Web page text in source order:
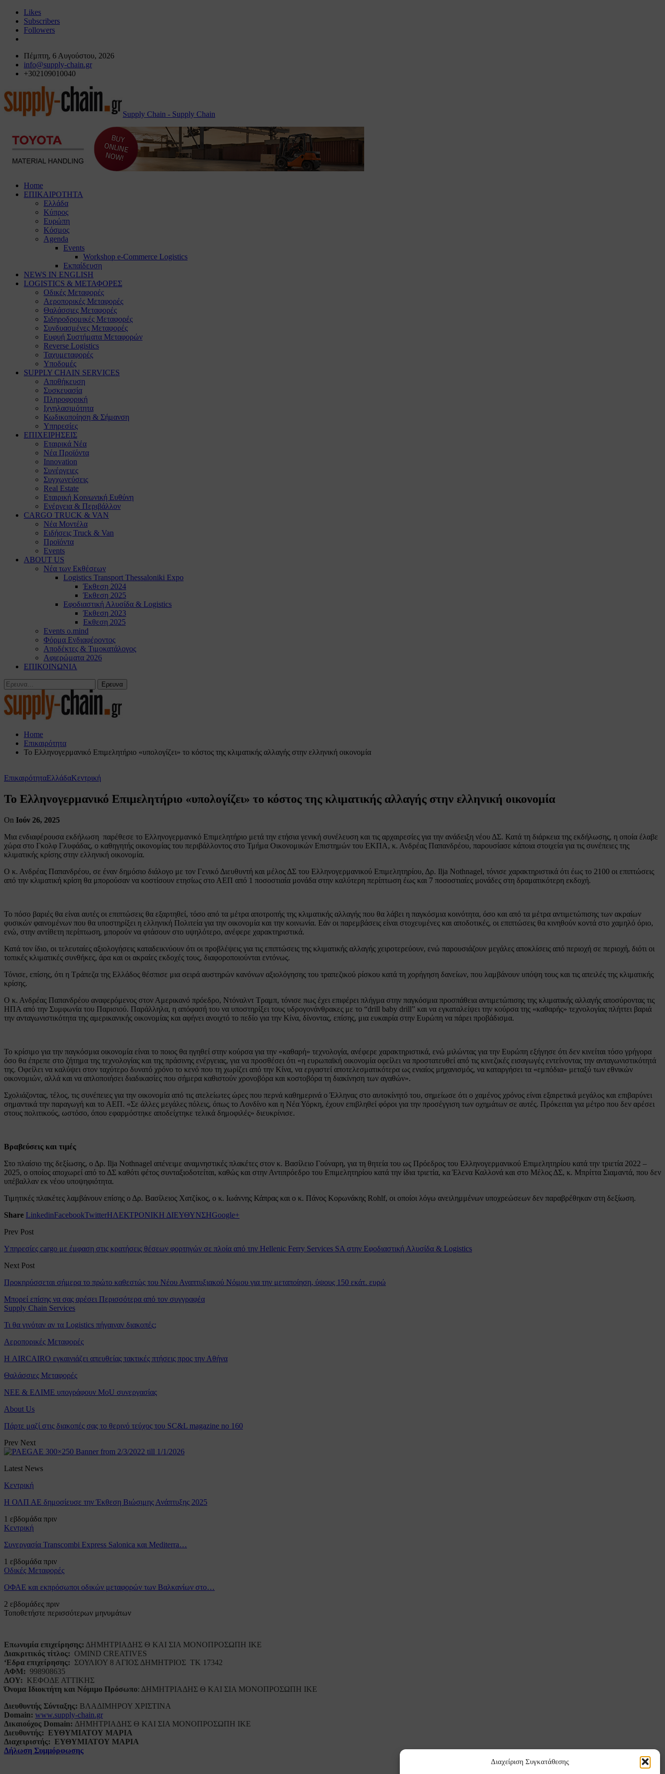
Διαχείριση Συγκατάθεσης
Likes
Subscribers
Followers
Πέμπτη, 6 Αυγούστου, 2026
info@supply-chain.gr
+302109010040
Supply Chain - Supply Chain
Home
ΕΠΙΚΑΙΡΟΤΗΤΑ
Ελλάδα
Κύπρος
Ευρώπη
Κόσμος
Agenda
Events
Workshop e-Commerce Logistics
Εκπαίδευση
NEWS IN ENGLISH
LOGISTICS & ΜΕΤΑΦΟΡΕΣ
Οδικές Μεταφορές
Αεροπορικές Μεταφορές
Θαλάσσιες Μεταφορές
Σιδηροδρομικές Μεταφορές
Συνδυασμένες Μεταφορές
Ευφυή Συστήματα Μεταφορών
Reverse Logistics
Ταχυμεταφορές
Υποδομές
SUPPLY CHAIN SERVICES
Αποθήκευση
Συσκευασία
Πληροφορική
Ιχνηλασιμότητα
Κωδικοποίηση & Σήμανση
Υπηρεσίες
ΕΠΙΧΕΙΡΗΣΕΙΣ
Εταιρικά Νέα
Νέα Προϊόντα
Innovation
Συνέργειες
Συγχωνεύσεις
Real Estate
Εταιρική Κοινωνική Ευθύνη
Ενέργεια & Περιβάλλον
CARGO TRUCK & VAN
Νέα Μοντέλα
Ειδήσεις Truck & Van
Προϊόντα
Events
ABOUT US
Νέα των Εκθέσεων
Logistics Transport Thessaloniki Expo
Έκθεση 2024
Έκθεση 2025
Εφοδιαστική Αλυσίδα & Logistics
Έκθεση 2023
Εκθεση 2025
Events o.mind
Φόρμα Ενδιαφέροντος
Αποδέκτες & Τιμοκατάλογος
Αφιερώματα 2026
ΕΠΙΚΟΙΝΩΝΙΑ
Home
Επικαιρότητα
Το Ελληνογερμανικό Επιμελητήριο «υπολογίζει» το κόστος της κλιματικής αλλαγής στην ελληνική οικονομία
ΕπικαιρότηταΕλλάδαΚεντρική
Το Ελληνογερμανικό Επιμελητήριο «υπολογίζει» το κόστος της κλιματικής αλλαγής στην ελληνική οικονομία
On Ιούν 26, 2025
Μια ενδιαφέρουσα εκδήλωση παρέθεσε το Ελληνογερμανικό Επιμελητήριο μετά την ετήσια γενική συνέλευση και τις αρχαιρεσίες για την ανάδειξη νέου ΔΣ. Κατά τη διάρκεια της εκδήλωσης, η οποία έλαβε
χώρα στο Γκολφ Γλυφάδας, ο καθηγητής οικονομίας του περιβάλλοντος στο Τμήμα Οικονομικών Επιστημών του ΕΚΠΑ, κ. Ανδρέας Παπανδρέου, παρουσίασε κάποια στοιχεία για τις συνέπειες της
κλιματικής κρίσης στην ελληνική οικονομία.
Ο κ. Ανδρέας Παπανδρέου, σε έναν δημόσιο διάλογο με τον Γενικό Διευθυντή και μέλος ΔΣ του Ελληνογερμανικού Επιμελητηρίου, Δρ. Ilja Nothnagel, τόνισε χαρακτηριστικά ότι έως το 2100 οι επιπτώσεις
από την κλιματική κρίση θα μπορούσαν να κοστίσουν ετησίως στο ΑΕΠ από 1 ποσοστιαία μονάδα στην καλύτερη περίπτωση έως και 7 ποσοστιαίες μονάδες στη δραματικότερη εκδοχή.
Το πόσο βαριές θα είναι αυτές οι επιπτώσεις θα εξαρτηθεί, τόσο από τα μέτρα αποτροπής της κλιματικής αλλαγής που θα λάβει η παγκόσμια κοινότητα, όσο και από τα μέτρα αντιμετώπισης των ακραίων
φυσικών φαινομένων που θα υποστηρίξει η ελληνική Πολιτεία για την οικονομία και την κοινωνία. Εάν οι παρεμβάσεις είναι στοχευμένες και αποδοτικές, οι επιπτώσεις θα κινηθούν κοντά στο χαμηλό όριο,
ενώ, στην αντίθετη περίπτωση, μπορούν να φτάσουν στο υψηλότερο, ανέφερε χαρακτηριστικά.
Κατά τον ίδιο, οι τελευταίες αξιολογήσεις καταδεικνύουν ότι οι προβλέψεις για τις επιπτώσεις της κλιματικής αλλαγής χειροτερεύουν, ενώ παρουσιάζουν μεγάλες αποκλίσεις από περιοχή σε περιοχή, διότι οι
τοπικές κλιματικές συνθήκες, άρα και οι ακραίες εκδοχές τους, διαφοροποιούνται εντόνως.
Τόνισε, επίσης, ότι η Τράπεζα της Ελλάδος θέσπισε μια σειρά αυστηρών κανόνων αξιολόγησης του τραπεζικού ρίσκου κατά τη χορήγηση δανείων, που λαμβάνουν υπόψη τους και τις απειλές της κλιματικής
κρίσης.
Ο κ. Ανδρέας Παπανδρέου αναφερόμενος στον Αμερικανό πρόεδρο, Ντόναλντ Τραμπ, τόνισε πως έχει επιφέρει πλήγμα στην παγκόσμια προσπάθεια αντιμετώπισης της κλιματικής αλλαγής αποσύροντας τις
ΗΠΑ από την Συμφωνία του Παρισιού. Παράλληλα, η απόφασή του να υποστηρίξει τους υδρογονάνθρακες με το “drill baby drill” και να εγκαταλείψει την κούρσα της «καθαρής» τεχνολογίας πλήττει βαριά
την ανταγωνιστικότητα της αμερικανικής οικονομίας και αφήνει ανοιχτό το πεδίο για την Κίνα, δίνοντας, επίσης, μια ευκαιρία στην Ευρώπη να πάρει προβάδισμα.
Το κρίσιμο για την παγκόσμια οικονομία είναι το ποιος θα ηγηθεί στην κούρσα για την «καθαρή» τεχνολογία, ανέφερε χαρακτηριστικά, ενώ μιλώντας για την Ευρώπη εξήγησε ότι δεν κινείται τόσο γρήγορα
όσο θα έπρεπε στο ζήτημα της τεχνολογίας και της πράσινης ενέργειας, για να προσθέσει ότι «η ευρωπαϊκή οικονομία οφείλει να προστατευθεί από τις κινεζικές εισαγωγές εντείνοντας την ανταγωνιστικότητά
της. Οφείλει να καλύψει στον ταχύτερο δυνατό χρόνο το κενό που τη χωρίζει από την Κίνα, να εργαστεί αποτελεσματικότερα ως ενιαίος μηχανισμός, να καταργήσει τα «εμπόδια» μεταξύ των εθνικών
οικονομιών, αλλά και να απλοποιήσει διαδικασίες που σήμερα καθιστούν χρονοβόρα και κοστοβόρα τη διακίνηση των αγαθών».
Σχολιάζοντας, τέλος, τις συνέπειες για την οικονομία από τις ατελείωτες ώρες που περνά καθημερινά ο Έλληνας στο αυτοκίνητό του, σημείωσε ότι ο χαμένος χρόνος είναι εξαιρετικά μεγάλος και επιβαρύνει
σημαντικά την παραγωγή και το ΑΕΠ. «Σε άλλες μεγάλες πόλεις, όπως το Λονδίνο και η Νέα Υόρκη, έχουν επιβληθεί φόροι για την προσέγγιση των οχημάτων σε αυτές. Πρόκειται για μέτρο που δεν αρέσει
στους πολιτικούς, ωστόσο, όπου εφαρμόστηκε αποδείχτηκε τελικά δημοφιλές» διευκρίνισε.
Βραβεύσεις και τιμές
Στο πλαίσιο της δεξίωσης, ο Δρ. Ilja Nothnagel απένειμε αναμνηστικές πλακέτες στον κ. Βασίλειο Γούναρη, για τη θητεία του ως Πρόεδρος του Ελληνογερμανικού Επιμελητηρίου κατά την τριετία 2022 –
2025, ο οποίος αποχωρεί από το ΔΣ καθότι φέτος συνταξιοδοτείται, καθώς και στην Αντιπρόεδρο του Επιμελητηρίου κατά την ίδια τριετία, κα Έλενα Καλλονά και στο Μέλος ΔΣ, κ. Μπρίττα Σιαμαντά, που δεν
υπέβαλλαν εκ νέου υποψηφιότητα.
Τιμητικές πλακέτες λαμβάνουν επίσης ο Δρ. Βασίλειος Χατζίκος, ο κ. Ιωάννης Κάπρας και ο κ. Πάνος Κορωνάκης Rohlf, οι οποίοι λόγω ανειλημμένων υποχρεώσεων δεν παραβρέθηκαν στη δεξίωση.
Share LinkedinFacebookTwitterΗΛΕΚΤΡΟΝΙΚΗ ΔΙΕΥΘΥΝΣΗGoogle+
Prev Post
Υπηρεσίες cargo με έμφαση στις κρατήσεις θέσεων φορτηγών σε πλοία από την Hellenic Ferry Services SA στην Εφοδιαστική Αλυσίδα & Logistics
Next Post
Προκηρύσσεται σήμερα το πρώτο καθεστώς του Νέου Αναπτυξιακού Νόμου για την μεταποίηση, ύψους 150 εκάτ. ευρώ
Μπορεί επίσης να σας αρέσει Περισσότερα από τον συγγραφέα
Supply Chain Services
Τι θα γινόταν αν τα Logistics πήγαιναν διακοπές;
Αεροπορικές Μεταφορές
Η AIRCAIRO εγκαινιάζει απευθείας τακτικές πτήσεις προς την Αθήνα
Θαλάσσιες Μεταφορές
ΝΕΕ & ΕΛΙΜΕ υπογράφουν MoU συνεργασίας
About Us
Πάρτε μαζί στις διακοπές σας το θερινό τεύχος του SC&L magazine no 160
Prev Next
Latest News
Κεντρική
Η ΟΛΠ ΑΕ δημοσίευσε την Έκθεση Βιώσιμης Ανάπτυξης 2025
1 εβδομάδα πριν
Κεντρική
Συνεργασία Transcombi Express Salonica και Mediterra…
1 εβδομάδα πριν
Οδικές Μεταφορές
ΟΦΑΕ και εκπρόσωποι οδικών μεταφορών των Βαλκανίων στο…
2 εβδομάδες πριν
Τοποθετήστε περισσότερων μηνυμάτων
Επωνυμία επιχείρησης: ΔΗΜΗΤΡΙΑΔΗΣ Θ ΚΑΙ ΣΙΑ ΜΟΝΟΠΡΟΣΩΠΗ ΙΚΕ
Διακριτικός τίτλος: ΟΜΙΝD CREATIVES
‘Eδρα επιχείρησης: ΣΟΥΛΙΟΥ 8 ΑΓΙΟΣ ΔΗΜΗΤΡΙΟΣ ΤΚ 17342
ΑΦΜ: 998908635
ΔΟΥ: ΚΕΦΟΔΕ ΑΤΤΙΚΗΣ
Όνομα Ιδιοκτήτη και Νόμιμο Πρόσωπο: ΔΗΜΗΤΡΙΑΔΗΣ Θ ΚΑΙ ΣΙΑ ΜΟΝΟΠΡΟΣΩΠΗ ΙΚΕ
Διευθυντής Σύνταξης: ΒΛΑΔΙΜΗΡΟΥ ΧΡΙΣΤΙΝΑ
Domain: www.supply-chain.gr
Δικαιούχος Domain: ΔΗΜΗΤΡΙΑΔΗΣ Θ ΚΑΙ ΣΙΑ ΜΟΝΟΠΡΟΣΩΠΗ ΙΚΕ
Διευθυντής: ΕΥΘΥΜΙΑΤΟΥ ΜΑΡΙΑ
Διαχειριστής: ΕΥΘΥΜΙΑΤΟΥ ΜΑΡΙΑ
Δήλωση Συμμόρφωσης